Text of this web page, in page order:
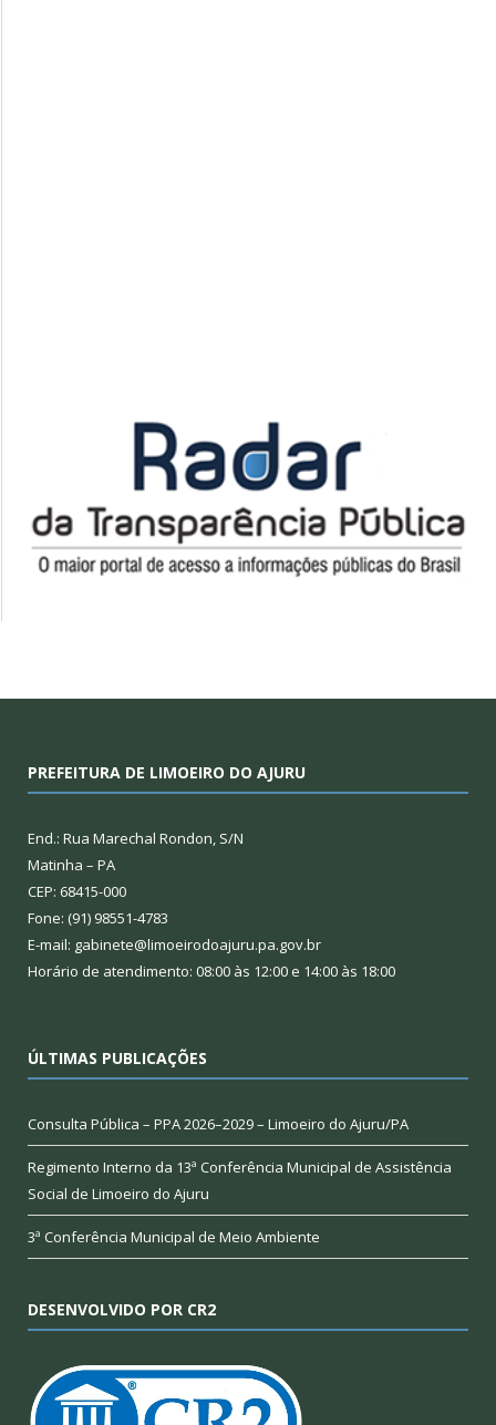
PREFEITURA DE LIMOEIRO DO AJURU
End.: Rua Marechal Rondon, S/N
Matinha – PA
CEP: 68415-000
Fone: (91) 98551-4783
E-mail: gabinete@limoeirodoajuru.pa.gov.br
Horário de atendimento: 08:00 às 12:00 e 14:00 às 18:00
ÚLTIMAS PUBLICAÇÕES
Consulta Pública – PPA 2026–2029 – Limoeiro do Ajuru/PA
Regimento Interno da 13ª Conferência Municipal de Assistência
Social de Limoeiro do Ajuru
3ª Conferência Municipal de Meio Ambiente
DESENVOLVIDO POR CR2